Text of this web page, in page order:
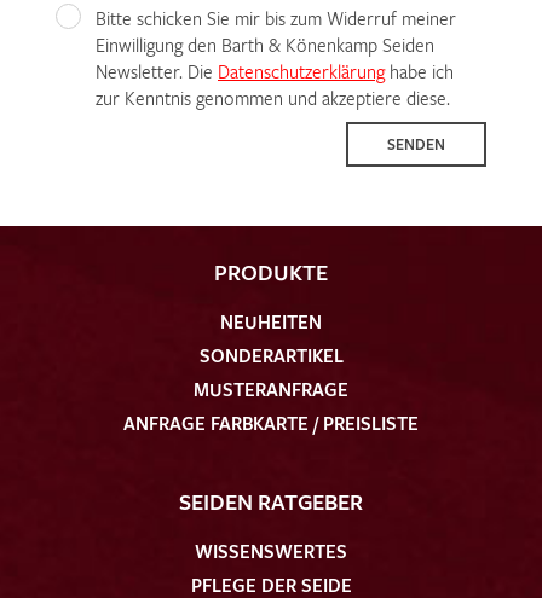
Bitte schicken Sie mir bis zum Widerruf meiner
Einwilligung den Barth & Könenkamp Seiden
Newsletter. Die Datenschutzerklärunghabe ich
zur Kenntnis genommen und akzeptiere diese.
SENDEN
PRODUKTE
NEUHEITEN
SONDERARTIKEL
MUSTERANFRAGE
ANFRAGE FARBKARTE / PREISLISTE
SEIDEN RATGEBER
WISSENSWERTES
PFLEGE DER SEIDE